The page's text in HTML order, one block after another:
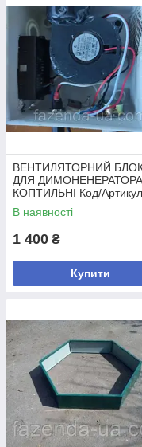
ВЕНТИЛЯТОРНИЙ
ДЛЯ ДИМОНЕНЕРАТОРА
КОПТИЛЬНІ Код/Артикул
В наявності
1 400 ₴
Купити